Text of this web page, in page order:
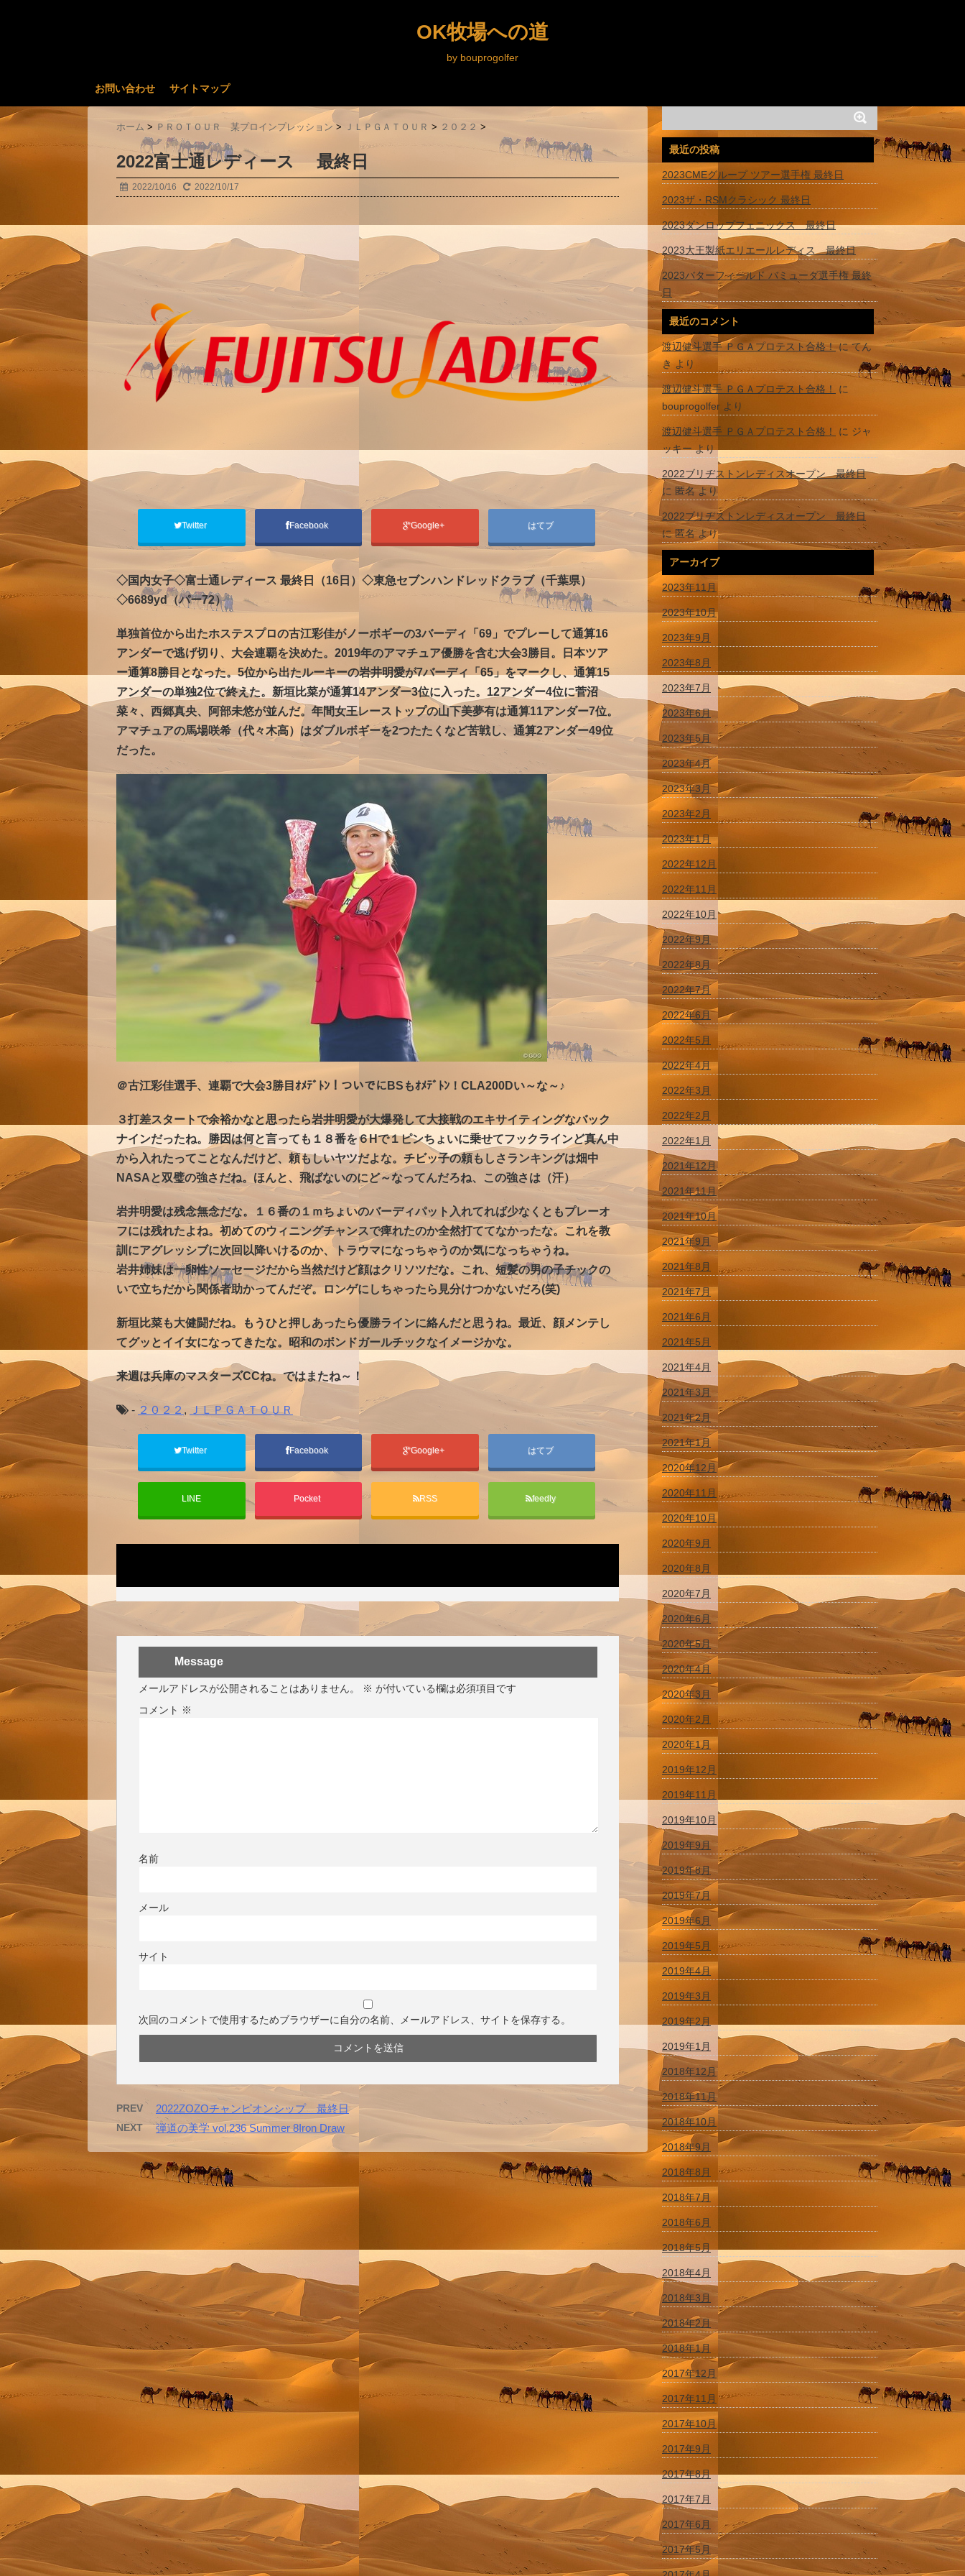
OK牧場への道
by bouprogolfer
お問い合わせ サイトマップ
ホーム > ＰＲＯＴＯＵＲ 某プロインプレッション > ＪＬＰＧＡＴＯＵＲ > ２０２２ >
2022富士通レディース 最終日
2022/10/16 2022/10/17
Twitter Facebook Google+ はてブ
◇国内女子◇富士通レディース 最終日（16日）◇東急セブンハンドレッドクラブ（千葉県）
◇6689yd（パー72）
単独首位から出たホステスプロの古江彩佳がノーボギーの3バーディ「69」でプレーして通算16
アンダーで逃げ切り、大会連覇を決めた。2019年のアマチュア優勝を含む大会3勝目。日本ツア
ー通算8勝目となった。5位から出たルーキーの岩井明愛が7バーディ「65」をマークし、通算15
アンダーの単独2位で終えた。新垣比菜が通算14アンダー3位に入った。12アンダー4位に菅沼
菜々、西郷真央、阿部未悠が並んだ。年間女王レーストップの山下美夢有は通算11アンダー7位。
アマチュアの馬場咲希（代々木高）はダブルボギーを2つたたくなど苦戦し、通算2アンダー49位
だった。
＠古江彩佳選手、連覇で大会3勝目ｵﾒﾃﾞﾄﾝ！ついでにBSもｵﾒﾃﾞﾄﾝ！CLA200Dい～な～♪
３打差スタートで余裕かなと思ったら岩井明愛が大爆発して大接戦のエキサイティングなバック
ナインだったね。勝因は何と言っても１８番を６Hで１ピンちょいに乗せてフックラインど真ん中
から入れたってことなんだけど、頼もしいヤツだよな。チビッ子の頼もしさランキングは畑中
NASAと双璧の強さだね。ほんと、飛ばないのにど～なってんだろね、この強さは（汗）
岩井明愛は残念無念だな。１６番の１ｍちょいのバーディパット入れてれば少なくともプレーオ
フには残れたよね。初めてのウィニングチャンスで痺れたのか全然打ててなかったな。これを教
訓にアグレッシブに次回以降いけるのか、トラウマになっちゃうのか気になっちゃうね。
岩井姉妹は一卵性ソーセージだから当然だけど顔はクリソツだな。これ、短髪の男の子チックの
いで立ちだから関係者助かってんだぞ。ロンゲにしちゃったら見分けつかないだろ(笑)
新垣比菜も大健闘だね。もうひと押しあったら優勝ラインに絡んだと思うね。最近、顔メンテし
てグッとイイ女になってきたな。昭和のボンドガールチックなイメージかな。
来週は兵庫のマスターズCCね。ではまたね～！
- ２０２２ , ＪＬＰＧＡＴＯＵＲ
Twitter Facebook Google+ はてブ
LINE Pocket RSS feedly
Message
メールアドレスが公開されることはありません。 ※ が付いている欄は必須項目です
コメント ※
名前
メール
サイト
次回のコメントで使用するためブラウザーに自分の名前、メールアドレス、サイトを保存する。
PREV 2022ZOZOチャンピオンシップ 最終日
NEXT 弾道の美学 vol.236 Summer 8Iron Draw
最近の投稿
2023CMEグループ ツアー選手権 最終日
2023ザ・RSMクラシック 最終日
2023ダンロップフェニックス 最終日
2023大王製紙エリエールレディス 最終日
2023バターフィールド バミューダ選手権 最終
日
最近のコメント
渡辺健斗選手 ＰＧＡプロテスト合格！にてん
きより
渡辺健斗選手 ＰＧＡプロテスト合格！
に
bouprogolfer より
渡辺健斗選手 ＰＧＡプロテスト合格！ に ジャ
ッキーより
2022ブリヂストンレディスオープン 最終日
に 匿名より
2022ブリヂストンレディスオープン 最終日
に匿名 より
アーカイブ
2023年11月
2023年10月
2023年9月
2023年8月
2023年7月
2023年6月
2023年5月
2023年4月
2023年3月
2023年2月
2023年1月
2022年12月
2022年11月
2022年10月
2022年9月
2022年8月
2022年7月
2022年6月
2022年5月
2022年4月
2022年3月
2022年2月
2022年1月
2021年12月
2021年11月
2021年10月
2021年9月
2021年8月
2021年7月
2021年6月
2021年5月
2021年4月
2021年3月
2021年2月
2021年1月
2020年12月
2020年11月
2020年10月
2020年9月
2020年8月
2020年7月
2020年6月
2020年5月
2020年4月
2020年3月
2020年2月
2020年1月
2019年12月
2019年11月
2019年10月
2019年9月
2019年8月
2019年7月
2019年6月
2019年5月
2019年4月
2019年3月
2019年2月
2019年1月
2018年12月
2018年11月
2018年10月
2018年9月
2018年8月
2018年7月
2018年6月
2018年5月
2018年4月
2018年3月
2018年2月
2018年1月
2017年12月
2017年11月
2017年10月
2017年9月
2017年8月
2017年7月
2017年6月
2017年5月